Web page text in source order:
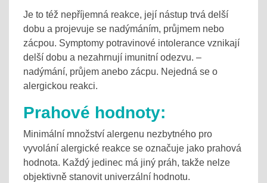
Je to též nepříjemná reakce, její nástup trvá delší
dobu a projevuje se nadýmáním, průjmem nebo
zácpou. Symptomy potravinové intolerance vznikají
delší dobu a nezahrnují imunitní odezvu. –
nadýmání, průjem anebo zácpu. Nejedná se o
alergickou reakci.
Prahové hodnoty:
Minimální množství alergenu nezbytného pro
vyvolání alergické reakce se označuje jako prahová
hodnota. Každý jedinec má jiný práh, takže nelze
objektivně stanovit univerzální hodnotu.